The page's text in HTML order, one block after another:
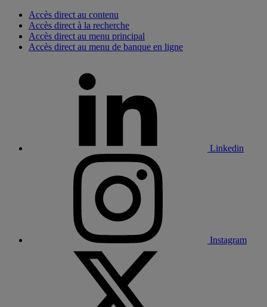
Accès direct au contenu
Accès direct à la recherche
Accès direct au menu principal
Accès direct au menu de banque en ligne
Linkedin
Instagram